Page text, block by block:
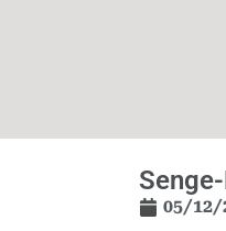
05/12/